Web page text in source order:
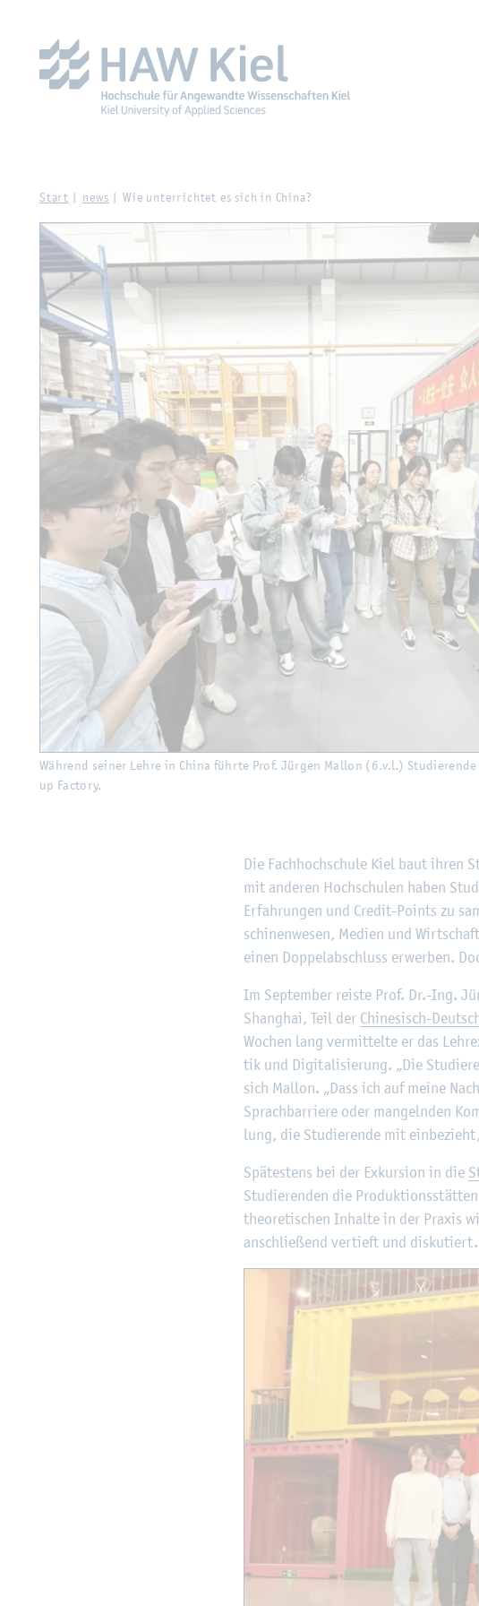
Start news Wie un­ter­rich­tet es sich in China?
Wäh­rend sei­ner Lehre in China führ­te Prof. Jür­gen Mal­lon (6.v.l.)
up Fac­to­ry.
Die Fach­hoch­schu­le Kiel baut ihren
mit an­de­ren Hoch­schu­len haben
Er­fah­run­gen und Credit-Points zu
schi­nen­we­sen, Me­di­en und
einen Dop­pel­ab­schluss er­wer­ben.
Im Sep­tem­ber reis­te Prof. Dr.-Ing.
Shang­hai, Teil der Chi­ne­sisch-
Wo­chen lang ver­mit­tel­te er das
tik und Di­gi­ta­li­sie­rung. „Die
sich Mal­lon. „Dass ich auf meine
Sprach­bar­rie­re oder man­geln­den
lung, die Stu­die­ren­de mit
Spä­tes­tens bei der Ex­kur­si­on in die
Stu­die­ren­den die
theo­re­ti­schen In­hal­te in der Pra­xis
an­schlie­ßend ver­tieft und dis­ku­tiert.